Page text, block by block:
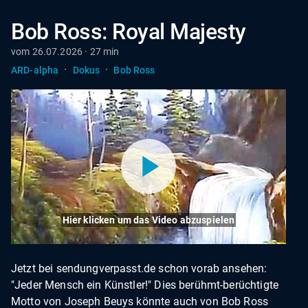
Bob Ross: Royal Majesty
vom 26.07.2026 · 27 min
ARD-alpha
· Dokus · Bob Ross
Hier klicken um das Video abzuspielen
Jetzt bei sendungverpasst.de schon vorab ansehen:
"Jeder Mensch ein Künstler!" Dies berühmt-berüchtigte
Motto von Joseph Beuys könnte auch von Bob Ross